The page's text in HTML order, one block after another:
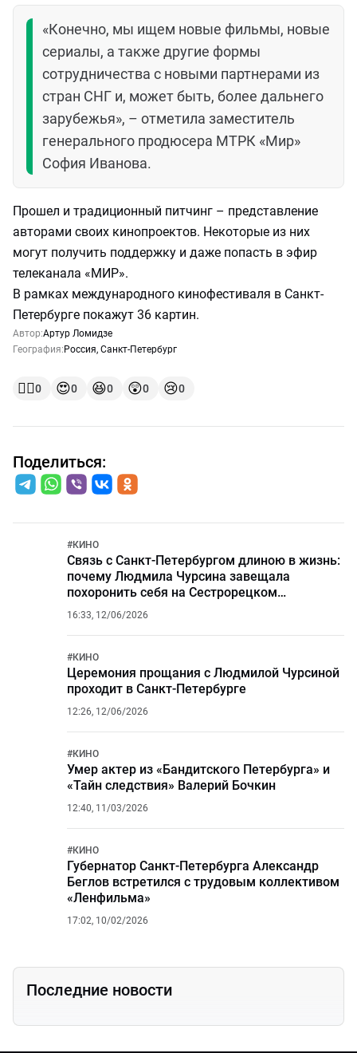
«Конечно, мы ищем новые фильмы, новые
сериалы, а также другие формы
сотрудничества с новыми партнерами из
стран СНГ и, может быть, более дальнего
зарубежья», – отметила заместитель
генерального продюсера МТРК «Мир»
София Иванова.
Прошел и традиционный питчинг – представление
авторами своих кинопроектов. Некоторые из них
могут получить поддержку и даже попасть в эфир
телеканала «МИР».
В рамках международного кинофестиваля в Санкт-
Петербурге покажут 36 картин.
Автор:Артур Ломидзе
География: Россия, Санкт-Петербург
👍🏻0 😍0 😆0 😲0 😢0
Поделиться:
#КИНО
Связь с Санкт-Петербургом длиною в жизнь:
почему Людмила Чурсина завещала
похоронить себя на Сестрорецком
кладбище?
16:33, 12/06/2026
#КИНО
Церемония прощания с Людмилой Чурсиной
проходит в Санкт-Петербурге
12:26, 12/06/2026
#КИНО
Умер актер из «Бандитского Петербурга» и
«Тайн следствия» Валерий Бочкин
12:40, 11/03/2026
#КИНО
Губернатор Санкт-Петербурга Александр
Беглов встретился с трудовым коллективом
«Ленфильма»
17:02, 10/02/2026
Последние новости